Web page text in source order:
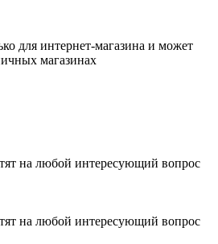
для интернет-магазина и может
магазинах
на любой интересующий вопрос
на любой интересующий вопрос